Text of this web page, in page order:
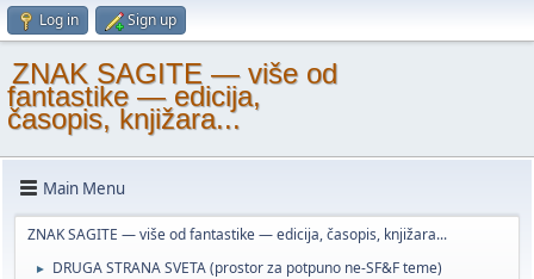
Log in Sign up
ZNAK SAGITE — više od
fantastike — edicija,
časopis, knjižara...
Main Menu
ZNAK SAGITE — više od fantastike — edicija, časopis, knjižara...
► DRUGA STRANA SVETA (prostor za potpuno ne-SF&F teme)